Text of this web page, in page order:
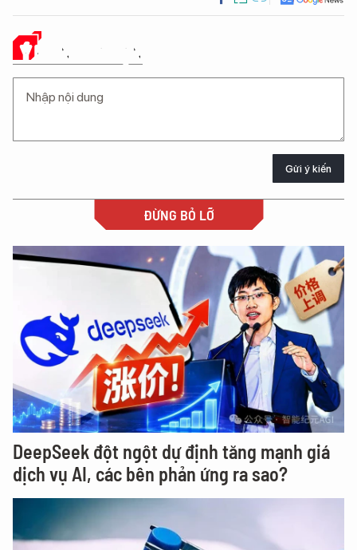
Ý KIẾN CỦA BẠN
Gửi ý kiến
ĐỪNG BỎ LỠ
DeepSeek đột ngột dự định tăng mạnh giá
dịch vụ AI, các bên phản ứng ra sao?